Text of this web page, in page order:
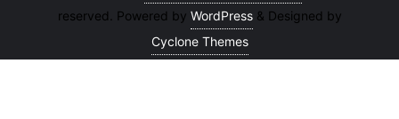
reserved. Powered by WordPress & Designed by
Cyclone Themes